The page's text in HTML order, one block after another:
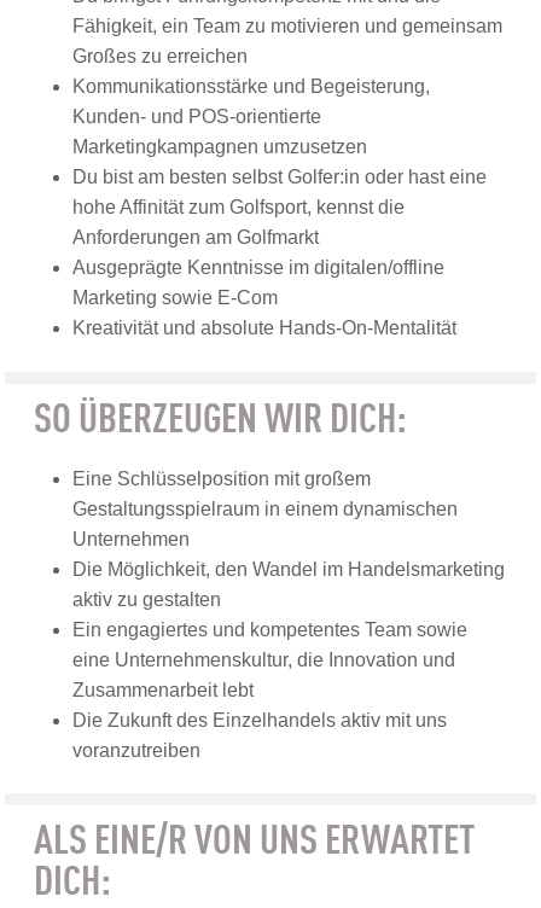
Fähigkeit, ein Team zu motivieren und gemeinsam
Großes zu erreichen
Kommunikationsstärke und Begeisterung,
Kunden- und POS-orientierte
Marketingkampagnen umzusetzen
Du bist am besten selbst Golfer:in oder hast eine
hohe Affinität zum Golfsport, kennst die
Anforderungen am Golfmarkt
Ausgeprägte Kenntnisse im digitalen/offline
Marketing sowie E-Com
Kreativität und absolute Hands-On-Mentalität
SO ÜBERZEUGEN WIR DICH:
Eine Schlüsselposition mit großem
Gestaltungsspielraum in einem dynamischen
Unternehmen
Die Möglichkeit, den Wandel im Handelsmarketing
aktiv zu gestalten
Ein engagiertes und kompetentes Team sowie
eine Unternehmenskultur, die Innovation und
Zusammenarbeit lebt
Die Zukunft des Einzelhandels aktiv mit uns
voranzutreiben
ALS EINE/R VON UNS ERWARTET
DICH: